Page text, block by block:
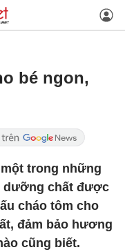
bé ngon,
trong những
dưỡng chất được
cháo tôm cho
đảm bảo hương
cũng biết.